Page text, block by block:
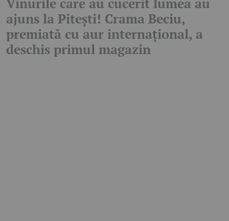
ajuns la Pitești! Crama Beciu,
premiată cu aur internațional, a
deschis primul magazin